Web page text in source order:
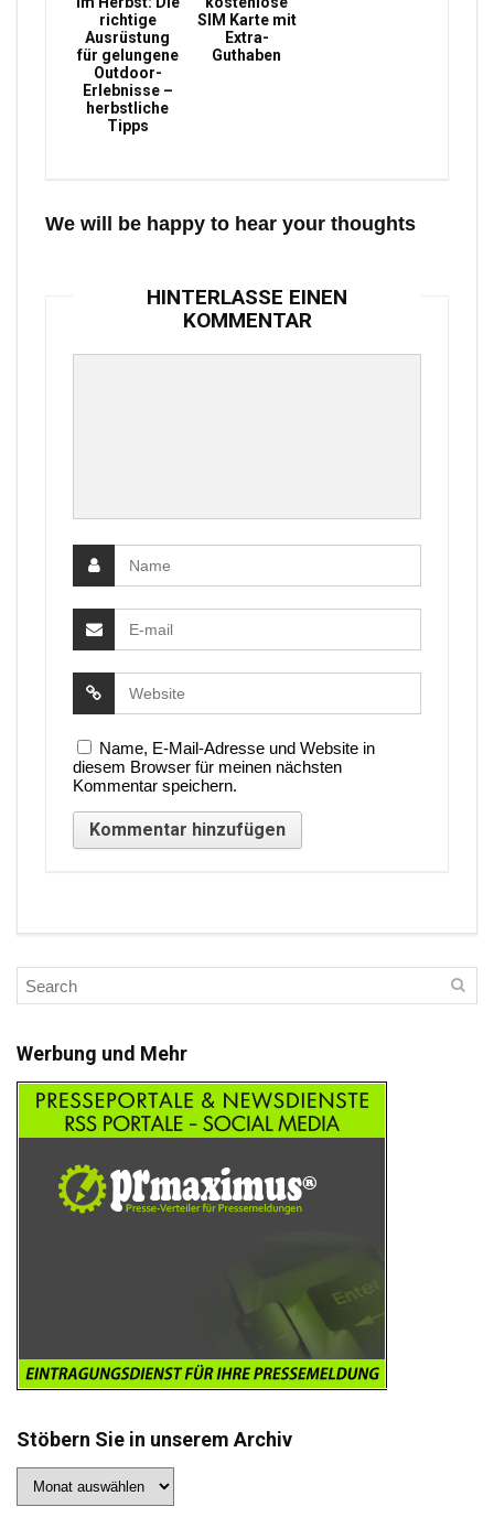
richtige
Ausrüstung
für gelungene
Outdoor-
Erlebnisse –
herbstliche
Tipps
SIM Karte mit
Extra-
Guthaben
We will be happy to hear your thoughts
HINTERLASSE EINEN
KOMMENTAR
Name, E-Mail-Adresse und Website in
diesem Browser für meinen nächsten
Kommentar speichern.
Werbung und Mehr
Stöbern Sie in unserem Archiv
Sie